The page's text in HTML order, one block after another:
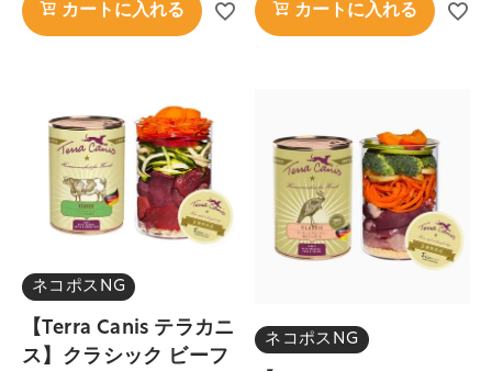
カートに入れる カートに入れる
ネコポスNG
【Terra Canis テラカニ
ス】クラシック ビーフ
ネコポスNG